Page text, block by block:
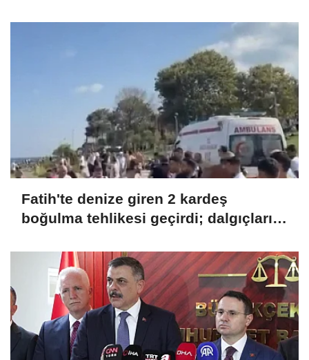
Fatih'te denize giren 2 kardeş
boğulma tehlikesi geçirdi; dalgıçların